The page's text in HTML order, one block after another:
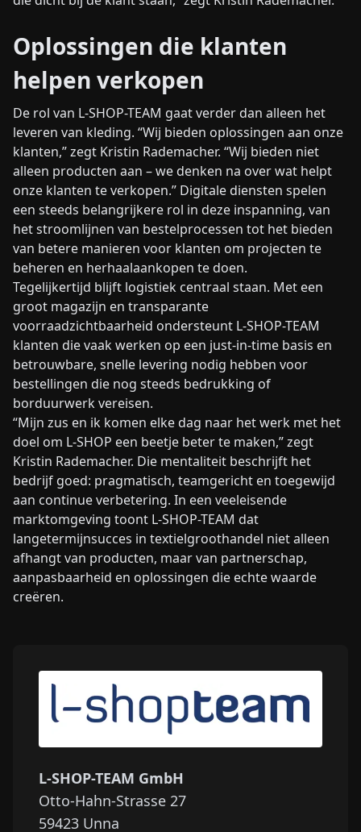
Oplossingen die klanten
helpen verkopen
De rol van L-SHOP-TEAM gaat verder dan alleen het
leveren van kleding. “Wij bieden oplossingen aan onze
klanten,” zegt Kristin Rademacher. “Wij bieden niet
alleen producten aan – we denken na over wat helpt
onze klanten te verkopen.” Digitale diensten spelen
een steeds belangrijkere rol in deze inspanning, van
het stroomlijnen van bestelprocessen tot het bieden
van betere manieren voor klanten om projecten te
beheren en herhaalaankopen te doen.
Tegelijkertijd blijft logistiek centraal staan. Met een
groot magazijn en transparante
voorraadzichtbaarheid ondersteunt L-SHOP-TEAM
klanten die vaak werken op een just-in-time basis en
betrouwbare, snelle levering nodig hebben voor
bestellingen die nog steeds bedrukking of
borduurwerk vereisen.
“Mijn zus en ik komen elke dag naar het werk met het
doel om L-SHOP een beetje beter te maken,” zegt
Kristin Rademacher. Die mentaliteit beschrijft het
bedrijf goed: pragmatisch, teamgericht en toegewijd
aan continue verbetering. In een veeleisende
marktomgeving toont L-SHOP-TEAM dat
langetermijnsucces in textielgroothandel niet alleen
afhangt van producten, maar van partnerschap,
aanpasbaarheid en oplossingen die echte waarde
creëren.
L-SHOP-TEAM GmbH
Otto-Hahn-Strasse 27
59423 Unna